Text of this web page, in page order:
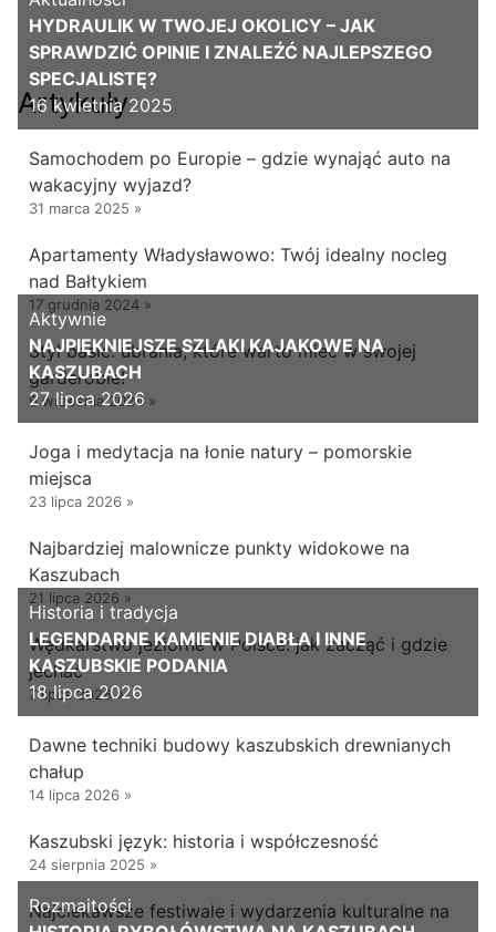
Artykuły
HYDRAULIK W TWOJEJ OKOLICY – JAK
SPRAWDZIĆ OPINIE I ZNALEŹĆ NAJLEPSZEGO
SPECJALISTĘ?
16 kwietnia 2025
Samochodem po Europie – gdzie wynająć auto na
wakacyjny wyjazd?
31 marca 2025 »
Apartamenty Władysławowo: Twój idealny nocleg
nad Bałtykiem
17 grudnia 2024 »
Styl basic: ubrania, które warto mieć w swojej
garderobie!
6 września 2024 »
Aktywnie
NAJPIĘKNIEJSZE SZLAKI KAJAKOWE NA
KASZUBACH
27 lipca 2026
Joga i medytacja na łonie natury – pomorskie
miejsca
23 lipca 2026 »
Najbardziej malownicze punkty widokowe na
Kaszubach
21 lipca 2026 »
Wędkarstwo jeziorne w Polsce: jak zacząć i gdzie
jechać
7 lipca 2026 »
Historia i tradycja
LEGENDARNE KAMIENIE DIABŁA I INNE
KASZUBSKIE PODANIA
18 lipca 2026
Dawne techniki budowy kaszubskich drewnianych
chałup
14 lipca 2026 »
Kaszubski język: historia i współczesność
24 sierpnia 2025 »
Najciekawsze festiwale i wydarzenia kulturalne na
Rozmaitości